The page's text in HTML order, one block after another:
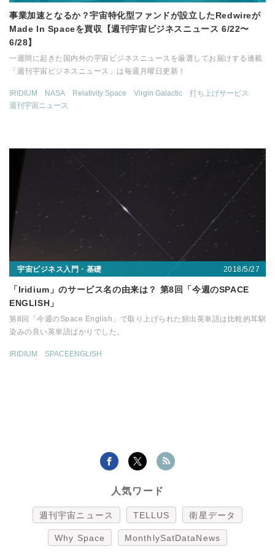
事業加速となるか？宇宙特化型ファンドが設立したRedwireが
Made In Spaceを買収【週刊宇宙ビジネスニュース 6/22〜
6/28】
一週間に起きた国内外の宇宙ビジネスニュースを厳選してお届けする連載
「週刊宇宙ビジネスニュース」は毎週月曜日更新！
IRIDIUM NASA Relativity Space Virgin Galactic
打ち上げサービス
週刊宇宙ニュース
宇宙ビジネス入門・基礎 2018/5/27
「Iridium」のサービス名の由来は？ 第8回「今週のSPACE
ENGLISH」
第8回「今週のSpace English」で取り上げられた頻出英単語は比較的耳馴
染みの良い英単語ばかりでした。
IRIDIUM SPACEENGLISH
人気ワード
週刊宇宙ニュース TELLUS 衛星データ
Why Space MonthlySatDataNews